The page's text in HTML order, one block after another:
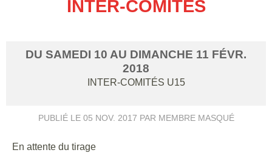
INTER-COMITÉS
DU SAMEDI 10 AU DIMANCHE 11 FÉVR.
2018
INTER-COMITÉS U15
PUBLIÉ LE 05 NOV. 2017 PAR MEMBRE MASQUÉ
En attente du tirage